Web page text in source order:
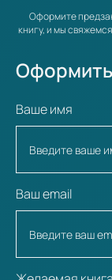
Оформите
книгу, и мы
Ваше имя
Ваш email